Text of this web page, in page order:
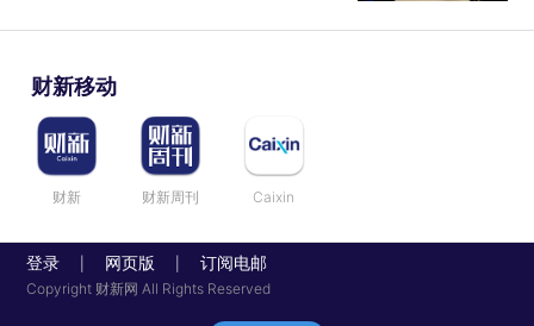
财新移动
财新 财新周刊 Caixin
登录 网页版 订阅电邮
Copyright 财新网 All Rights Reserved